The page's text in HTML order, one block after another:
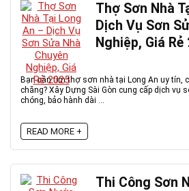
Thợ Sơn Nhà
Dịch Vụ Sơn
Nghiệp, Giá Rẻ
Bạn cần tìm thợ sơn nhà tại Long An uy tín,
chăng? Xây Dựng Sài Gòn cung cấp dịch vụ
chóng, bảo hành dài ...
READ MORE +
Thi Công Sơn